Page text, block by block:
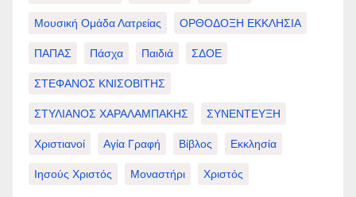
Μουσική Ομάδα Λατρείας ΟΡΘΟΔΟΞΗ ΕΚΚΛΗΣΙΑ
ΠΑΠΑΣ Πάσχα Παιδιά ΣΔΟΕ
ΣΤΕΦΑΝΟΣ ΚΝΙΣΟΒΙΤΗΣ
ΣΤΥΛΙΑΝΟΣ ΧΑΡΑΛΑΜΠΑΚΗΣ ΣΥΝΕΝΤΕΥΞΗ
Χριστιανοί Αγία Γραφή Βίβλος Εκκλησία
Ιησούς Χριστός Μοναστήρι Χριστός